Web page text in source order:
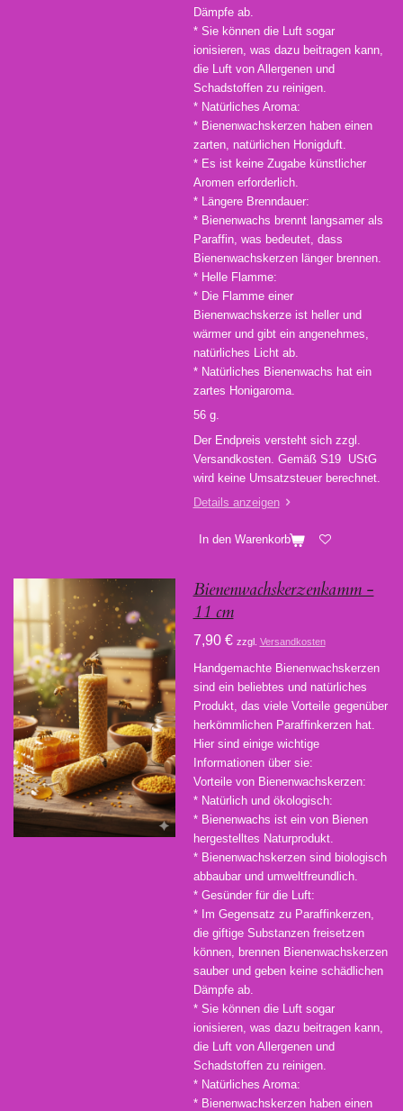
Dämpfe ab.
* Sie können die Luft sogar
ionisieren, was dazu beitragen kann,
die Luft von Allergenen und
Schadstoffen zu reinigen.
* Natürliches Aroma:
* Bienenwachskerzen haben einen
zarten, natürlichen Honigduft.
* Es ist keine Zugabe künstlicher
Aromen erforderlich.
* Längere Brenndauer:
* Bienenwachs brennt langsamer als
Paraffin, was bedeutet, dass
Bienenwachskerzen länger brennen.
* Helle Flamme:
* Die Flamme einer
Bienenwachskerze ist heller und
wärmer und gibt ein angenehmes,
natürliches Licht ab.
* Natürliches Bienenwachs hat ein
zartes Honigaroma.
56 g.
Der Endpreis versteht sich zzgl.
Versandkosten. Gemäß S19 UStG
wird keine Umsatzsteuer berechnet.
Details anzeigen
In den Warenkorb
Bienenwachskerzenkamm -
11 cm
7,90 € zzgl. Versandkosten
Handgemachte Bienenwachskerzen
sind ein beliebtes und natürliches
Produkt, das viele Vorteile gegenüber
herkömmlichen Paraffinkerzen hat.
Hier sind einige wichtige
Informationen über sie:
Vorteile von Bienenwachskerzen:
* Natürlich und ökologisch:
* Bienenwachs ist ein von Bienen
hergestelltes Naturprodukt.
* Bienenwachskerzen sind biologisch
abbaubar und umweltfreundlich.
* Gesünder für die Luft:
* Im Gegensatz zu Paraffinkerzen,
die giftige Substanzen freisetzen
können, brennen Bienenwachskerzen
sauber und geben keine schädlichen
Dämpfe ab.
* Sie können die Luft sogar
ionisieren, was dazu beitragen kann,
die Luft von Allergenen und
Schadstoffen zu reinigen.
* Natürliches Aroma:
* Bienenwachskerzen haben einen